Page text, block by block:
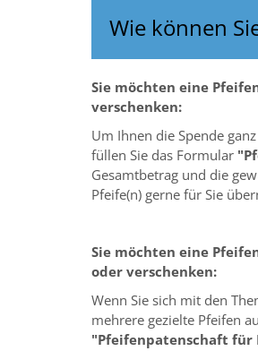
Wie können
Sie möchten eine
verschenken:
Um Ihnen die Spende
füllen Sie das Formular
Gesamtbetrag und die
Pfeife(n) gerne für Sie
Sie möchten eine
oder verschenken:
Wenn Sie sich mit den
mehrere gezielte Pfeifen
"Pfeifenpatenschaft für